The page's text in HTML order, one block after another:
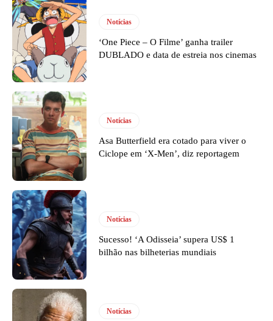
Notícias
‘One Piece – O Filme’ ganha trailer
DUBLADO e data de estreia nos cinemas
Notícias
Asa Butterfield era cotado para viver o
Ciclope em ‘X-Men’, diz reportagem
Notícias
Sucesso! ‘A Odisseia’ supera US$ 1
bilhão nas bilheterias mundiais
Notícias